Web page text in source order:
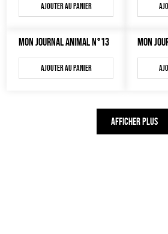
Ajouter au panier
MON JOURNAL ANIMAL N°13
Ajouter au panier
MON
AFFICHER PLUS